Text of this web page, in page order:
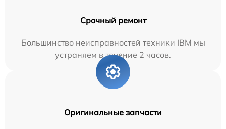
Срочный ремонт
Большинство неисправностей техники IBM мы
устраняем в течение 2 часов.
Оригинальные запчасти